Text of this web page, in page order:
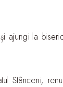
la
Stânceni,